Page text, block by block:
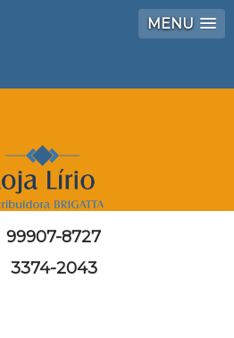
MENU
99907-8727
3374-2043